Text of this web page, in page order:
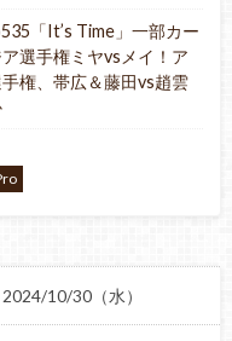
「It’s Time」一部カー
選手権ミヤvsメイ！ア
権、帯広＆藤田vs趙雲
10/30（水）